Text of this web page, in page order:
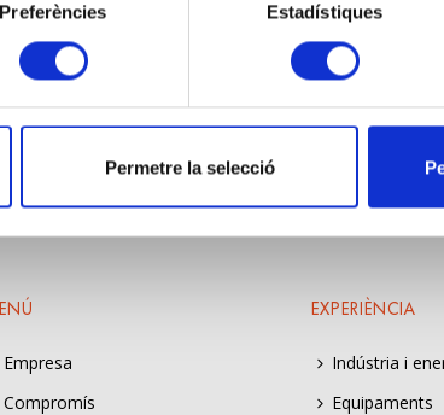
Preferències Estadístiques
Permetre la selecció
Empresa
Compromís
EXPERIÈNCIA
Indústria i
Equipaments